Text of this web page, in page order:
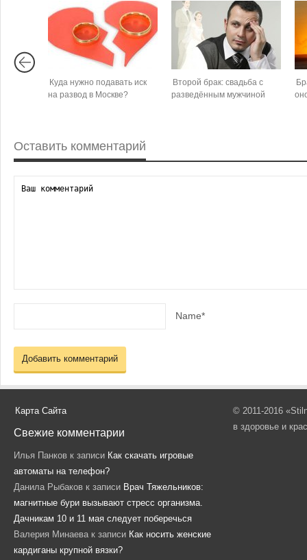
Куда нужно подавать иск
на развод в Москве?
Второй брак: свадьба с
разведённым мужчиной
Оставить комментарий
Name*
Карта Сайта
Свежие комментарии
Илья Панков к записи Как скачать игровые
автоматы на телефон?
Данила Рыбаков к записи Врач Тяжельников:
магнитные бури вызывают стресс организма.
Дачникам 10 и 11 мая следует поберечься
Валерия Минаева к записи Как носить женские
кардиганы крупной вязки?
© 2011-2016
в здоровье и